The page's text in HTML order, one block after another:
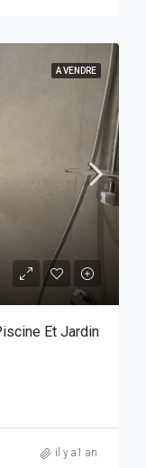
A VENDRE
Et Jardin
il y a1 an